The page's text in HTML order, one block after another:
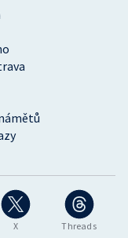
X Threads